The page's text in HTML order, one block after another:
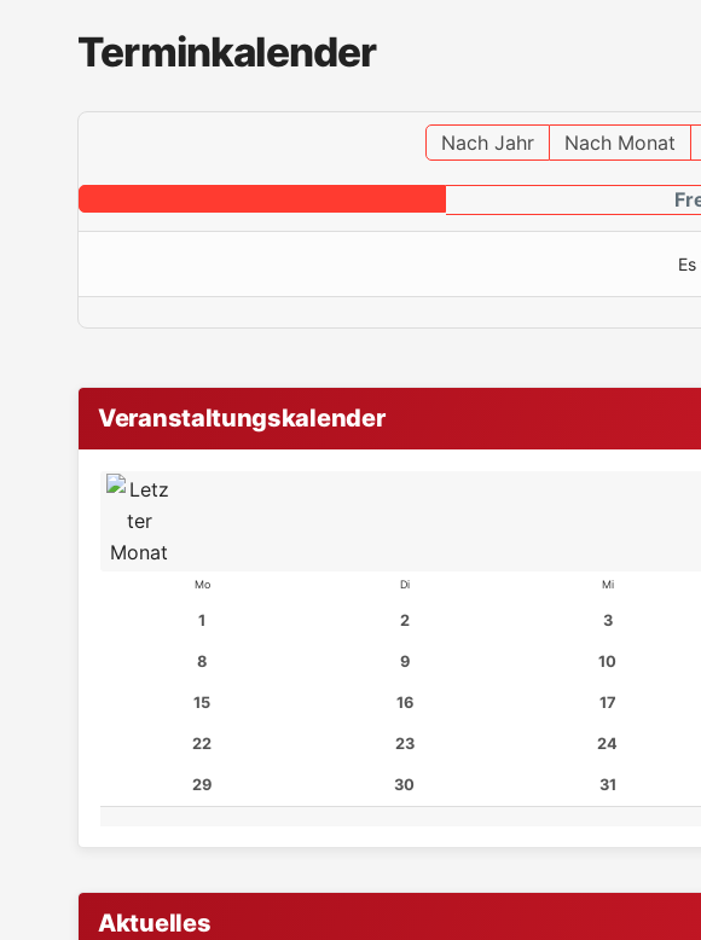
Terminkalender
Nach Jahr Nach Monat
Veranstaltungskalender
Mo Di Mi
1 2 3
8 9 10
15 16 17
22 23 24
29 30 31
Aktuelles